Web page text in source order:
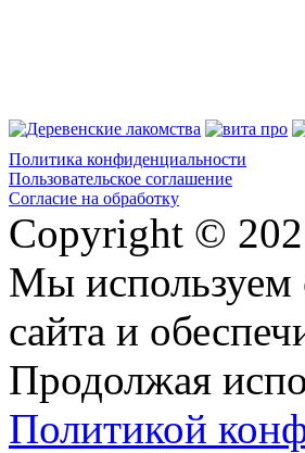
Политика конфиденциальности
Пользовательское соглашение
Согласие на обработку
Copyright ©
Мы используем
сайта и
Продолжая
Политикой